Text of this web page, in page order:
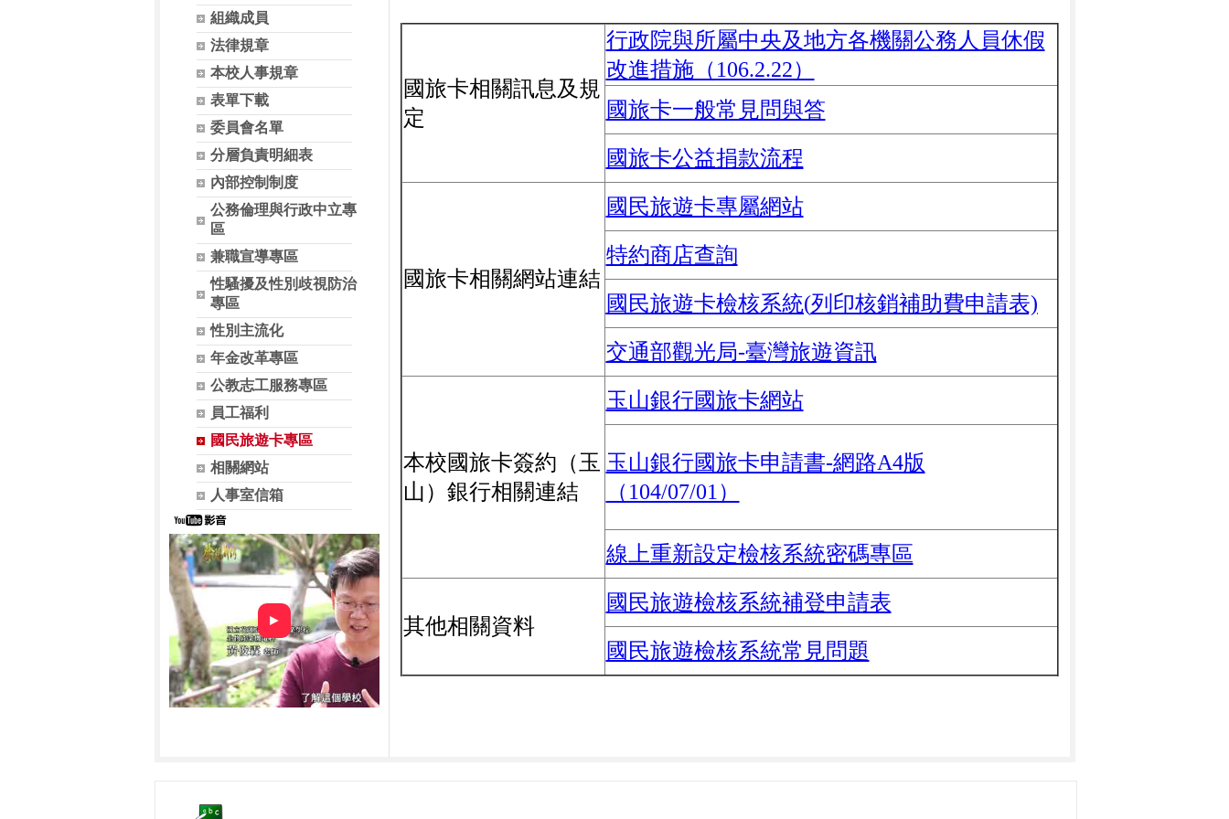
組織成員
法律規章
本校人事規章
表單下載
委員會名單
分層負責明細表
內部控制制度
公務倫理與行政中立專
區
兼職宣導專區
性騷擾及性別歧視防治
專區
性別主流化
年金改革專區
公教志工服務專區
員工福利
國民旅遊卡專區
相關網站
人事室信箱
►
國旅卡相關訊息及規
定
行政院與所屬中央及地方各機關公務人員休假
改進措施（106.2.22）
國旅卡一般常見問與答
國旅卡公益捐款流程
國旅卡相關網站連結
國民旅遊卡專屬網站
特約商店查詢
國民旅遊卡檢核系統(列印核銷補助費申請表)
交通部觀光局-臺灣旅遊資訊
本校國旅卡簽約（玉
山）銀行相關連結
玉山銀行國旅卡網站
玉山銀行國旅卡申請書-網路A4版
（104/07/01）
線上重新設定檢核系統密碼專區
其他相關資料
國民旅遊檢核系統補登申請表
國民旅遊檢核系統常見問題